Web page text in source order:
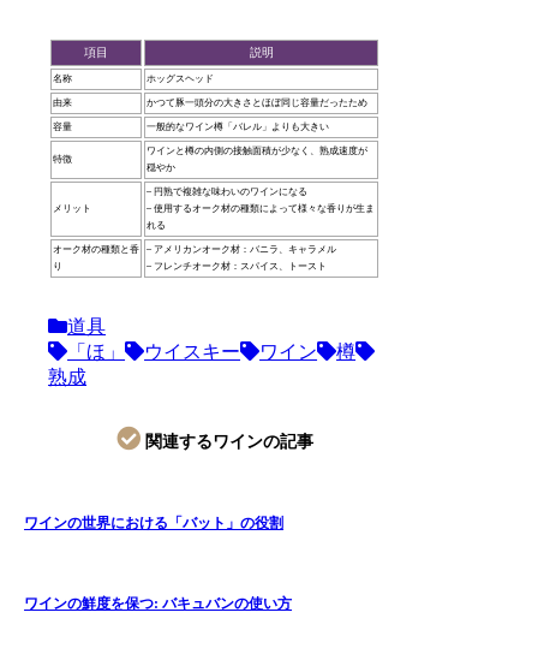
項目 説明
名称 ホッグスヘッド
由来 かつて豚一頭分の大きさとほぼ同じ容量だったため
容量 一般的なワイン樽「バレル」よりも大きい
特徴
ワインと樽の内側の接触面積が少なく、熟成速度が
穏やか
メリット
– 円熟で複雑な味わいのワインになる
– 使用するオーク材の種類によって様々な香りが生ま
れる
オーク材の種類と香
り
– アメリカンオーク材：バニラ、キャラメル
– フレンチオーク材：スパイス、トースト
道具
「ほ」
ウイスキー ワイン
樽
熟成
関連するワインの記事
ワインの世界における「バット」の役割
ワインの鮮度を保つ: バキュバンの使い方